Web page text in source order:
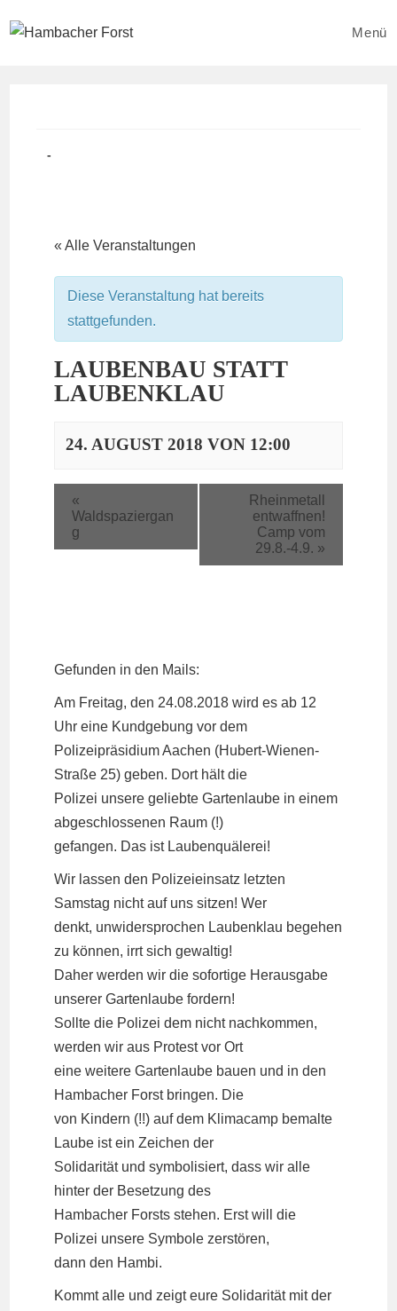
Inhalt
Menü
« Alle Veranstaltungen
Diese Veranstaltung hat bereits
stattgefunden.
LAUBENBAU STATT
LAUBENKLAU
24. AUGUST 2018 VON 12:00
«
Waldspaziergan
g
Rheinmetall
entwaffnen!
Camp vom
29.8.-4.9. »
Gefunden in den Mails:
Am Freitag, den 24.08.2018 wird es ab 12
Uhr eine Kundgebung vor dem
Polizeipräsidium Aachen (Hubert-Wienen-
Straße 25) geben. Dort hält die
Polizei unsere geliebte Gartenlaube in einem
abgeschlossenen Raum (!)
gefangen. Das ist Laubenquälerei!
Wir lassen den Polizeieinsatz letzten
Samstag nicht auf uns sitzen! Wer
denkt, unwidersprochen Laubenklau begehen
zu können, irrt sich gewaltig!
Daher werden wir die sofortige Herausgabe
unserer Gartenlaube fordern!
Sollte die Polizei dem nicht nachkommen,
werden wir aus Protest vor Ort
eine weitere Gartenlaube bauen und in den
Hambacher Forst bringen. Die
von Kindern (!!) auf dem Klimacamp bemalte
Laube ist ein Zeichen der
Solidarität und symbolisiert, dass wir alle
hinter der Besetzung des
Hambacher Forsts stehen. Erst will die
Polizei unsere Symbole zerstören,
dann den Hambi.
Kommt alle und zeigt eure Solidarität mit der